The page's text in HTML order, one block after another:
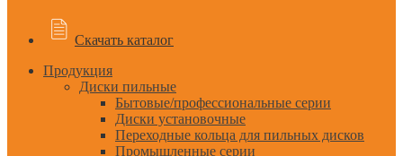
Скачать каталог
Продукция
Диски пильные
Бытовые/профессиональные серии
Диски установочные
Переходные кольца для пильных дисков
Промышленные серии